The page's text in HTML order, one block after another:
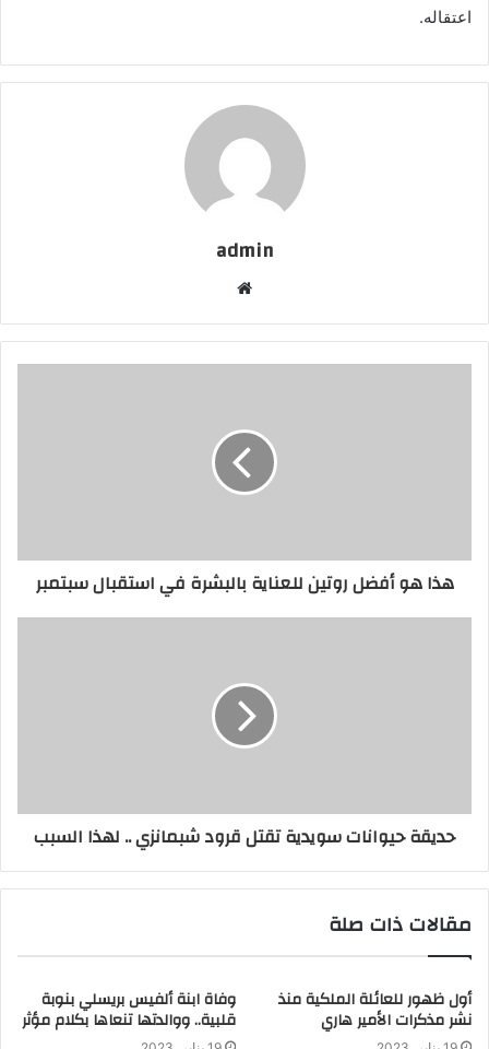
اعتقاله.
admin
هذا هو أفضل روتين للعناية بالبشرة في استقبال سبتمبر
حديقة حيوانات سويدية تقتل قرود شبمانزي .. لهذا السبب
مقالات ذات صلة
أول ظهور للعائلة الملكية منذ
نشر مذكرات الأمير هاري
وفاة ابنة ألفيس بريسلي بنوبة
قلبية.. ووالدتها تنعاها بكلام مؤثر